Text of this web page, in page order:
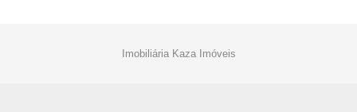
Imobiliária Kaza Imóveis